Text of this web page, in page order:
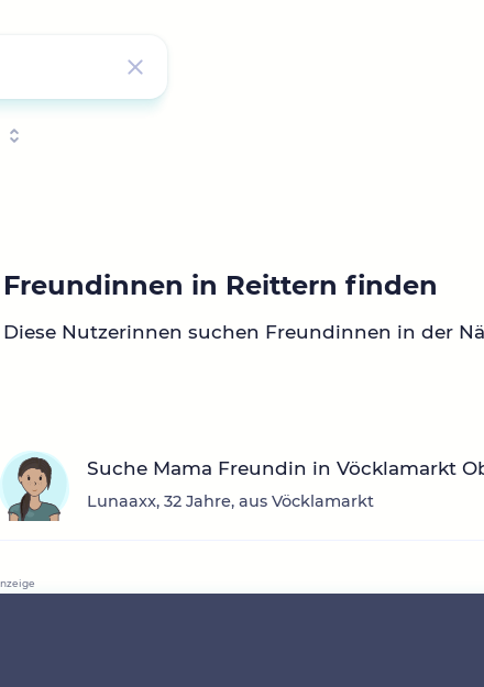
Freundinnen in Reittern finden
Diese Nutzerinnen suchen Freundinnen in der
Suche Mama Freundin in Vöcklamarkt
Lunaaxx, 32 Jahre, aus Vöcklamarkt